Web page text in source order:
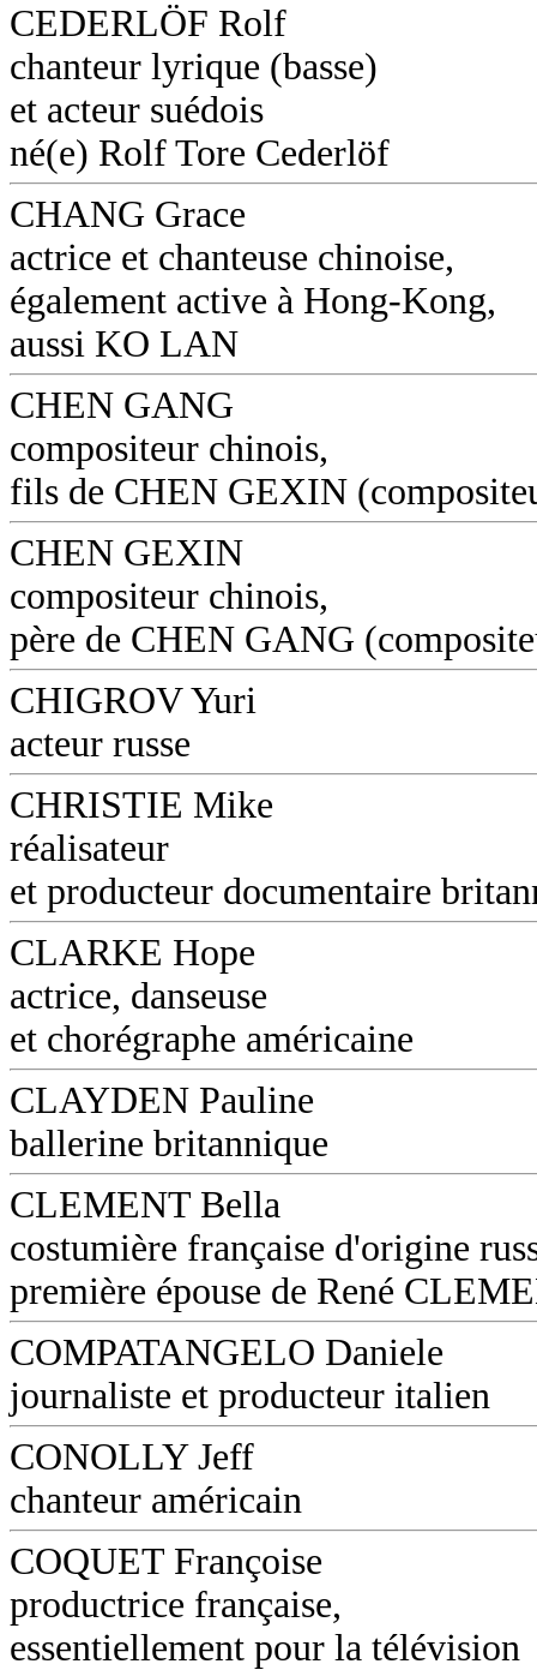
CEDERLÖF Rolf
chanteur lyrique (basse)
et acteur suédois
né(e) Rolf Tore Cederlöf
CHANG Grace
actrice et chanteuse chinoise,
également active à Hong-Kong,
aussi KO LAN
CHEN GANG
compositeur chinois,
fils de CHEN GEXIN
CHEN GEXIN
compositeur chinois,
père de CHEN GANG
CHIGROV Yuri
acteur russe
CHRISTIE Mike
réalisateur
et producteur documentaire
CLARKE Hope
actrice, danseuse
et chorégraphe américaine
CLAYDEN Pauline
ballerine britannique
CLEMENT Bella
costumière française d'origine
première épouse de René
COMPATANGELO Daniele
journaliste et producteur italien
CONOLLY Jeff
chanteur américain
COQUET Françoise
productrice française,
essentiellement pour la télévision